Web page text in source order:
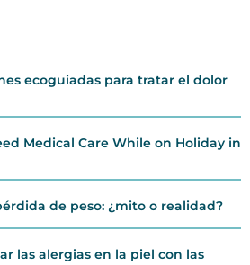
ecoguiadas para tratar el dolor
Medical Care While on Holiday in
de peso: ¿mito o realidad?
las alergias en la piel con las